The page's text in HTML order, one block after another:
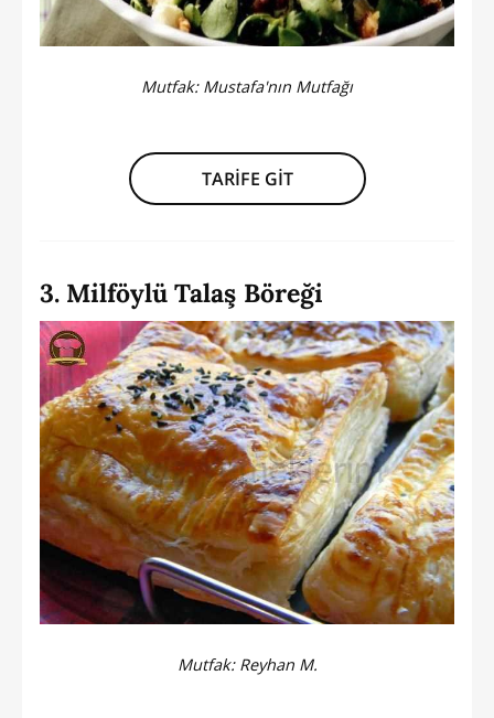
Mutfak: Mustafa'nın Mutfağı
TARİFE GİT
3. Milföylü Talaş Böreği
Mutfak: Reyhan M.